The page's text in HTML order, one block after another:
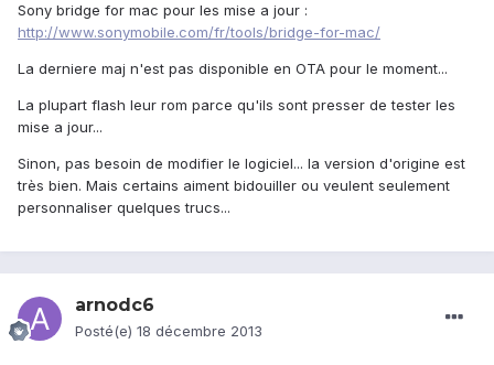
Sony bridge for mac pour les mise a jour :
http://www.sonymobile.com/fr/tools/bridge-for-mac/
La derniere maj n'est pas disponible en OTA pour le moment...
La plupart flash leur rom parce qu'ils sont presser de tester les
mise a jour...
Sinon, pas besoin de modifier le logiciel... la version d'origine est
très bien. Mais certains aiment bidouiller ou veulent seulement
personnaliser quelques trucs...
arnodc6
Posté(e) 18 décembre 2013